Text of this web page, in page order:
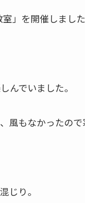
」を開催しました
んでいました。
もなかったので
じり。